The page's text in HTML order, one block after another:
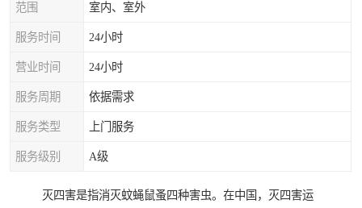
范围 室内、室外
服务时间 24小时
营业时间 24小时
服务周期 依据需求
服务类型 上门服务
服务级别 A级
灭四害是指消灭蚊蝇鼠蚤四种害虫。在中国，灭四害运